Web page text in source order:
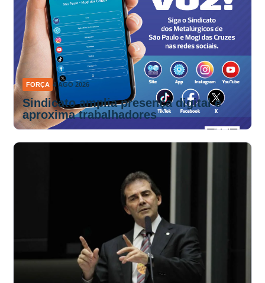
FORÇA 4 AGO 2026
Sindicato amplia presença digital e
aproxima trabalhadores